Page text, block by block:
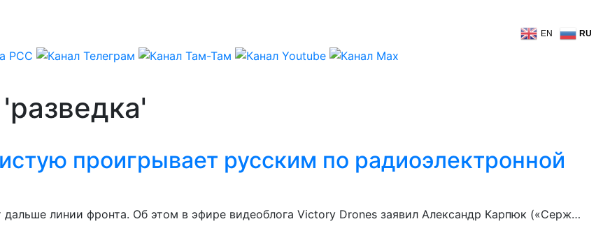
EN RU
проигрывает русским по радиоэлектронной
дальше линии фронта. Об этом в эфире видеоблога Victory Drones заявил Александр Карпюк («Серж…